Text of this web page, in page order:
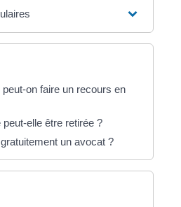
on faire un recours en
elle être retirée ?
un avocat ?